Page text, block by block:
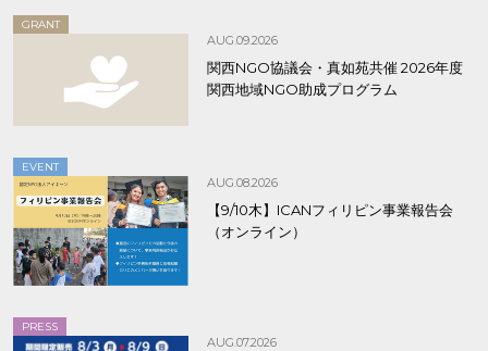
GRANT
AUG.09.2026
関西NGO協議会・真如苑共催 2026年度
関西地域NGO助成プログラム
EVENT
AUG.08.2026
【9/10木】ICANフィリピン事業報告会
（オンライン）
PRESS
AUG.07.2026